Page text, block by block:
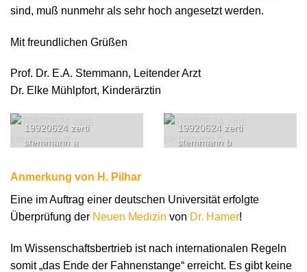
sind, muß nunmehr als sehr hoch angesetzt werden.
Mit freundlichen Grüßen
Prof. Dr. E.A. Stemmann, Leitender Arzt
Dr. Elke Mühlpfort, Kinderärztin
19920624 zerti
stemmann a
19920624 zerti
stemmann b
Anmerkung von H. Pilhar
Eine im Auftrag einer deutschen Universität erfolgte
Überprüfung der Neuen Medizin von Dr. Hamer!
Im Wissenschaftsbertrieb ist nach internationalen Regeln
somit „das Ende der Fahnenstange“ erreicht. Es gibt keine